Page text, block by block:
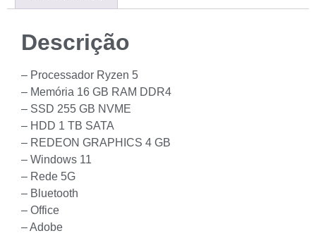
Descrição
– Processador Ryzen 5
– Memória 16 GB RAM DDR4
– SSD 255 GB NVME
– ⁠HDD 1 TB SATA
– ⁠REDEON GRAPHICS 4 GB
– Windows 11
– Rede 5G
– Bluetooth
– Office
– Adobe